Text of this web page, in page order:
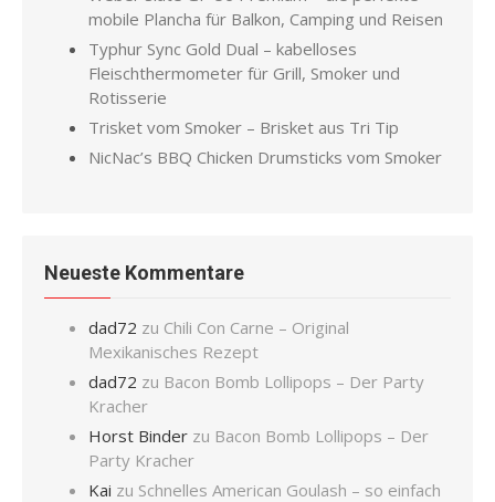
mobile Plancha für Balkon, Camping und Reisen
Typhur Sync Gold Dual – kabelloses
Fleischthermometer für Grill, Smoker und
Rotisserie
Trisket vom Smoker – Brisket aus Tri Tip
NicNac’s BBQ Chicken Drumsticks vom Smoker
Neueste Kommentare
dad72 zu Chili Con Carne – Original
Mexikanisches Rezept
dad72 zu Bacon Bomb Lollipops – Der Party
Kracher
Horst Binder zu Bacon Bomb Lollipops – Der
Party Kracher
Kai zu Schnelles American Goulash – so einfach